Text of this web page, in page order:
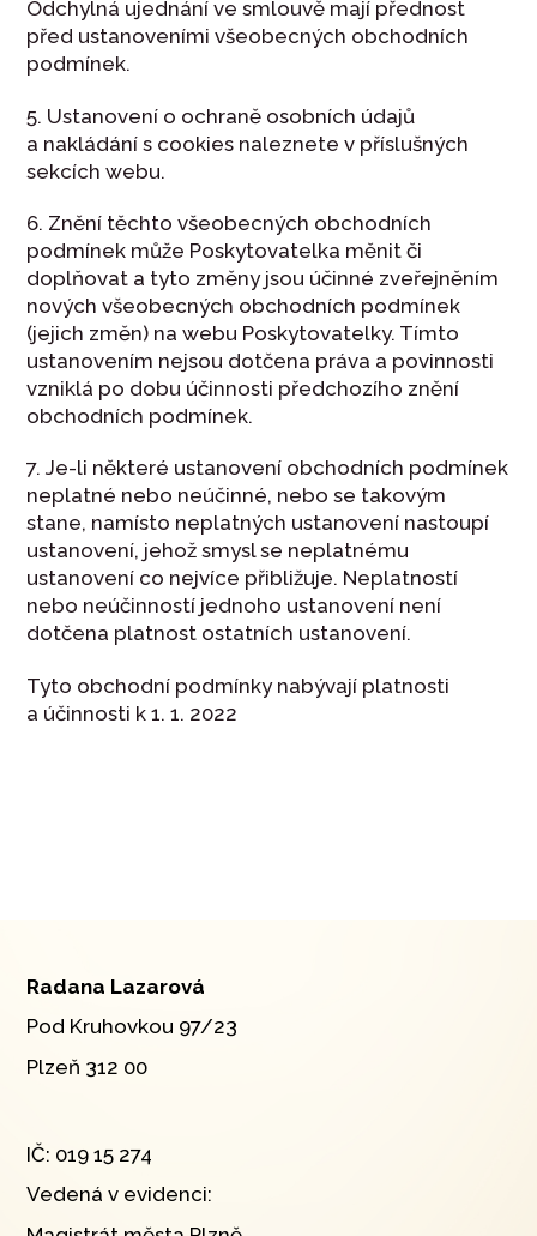
Odchylná ujednání ve smlouvě mají přednost
před ustanoveními všeobecných obchodních
podmínek.
5. Ustanovení o ochraně osobních údajů
a nakládání s cookies naleznete v příslušných
sekcích webu.
6. Znění těchto všeobecných obchodních
podmínek může Poskytovatelka měnit či
doplňovat a tyto změny jsou účinné zveřejněním
nových všeobecných obchodních podmínek
(jejich změn) na webu Poskytovatelky. Tímto
ustanovením nejsou dotčena práva a povinnosti
vzniklá po dobu účinnosti předchozího znění
obchodních podmínek.
7. Je-li některé ustanovení obchodních podmínek
neplatné nebo neúčinné, nebo se takovým
stane, namísto neplatných ustanovení nastoupí
ustanovení, jehož smysl se neplatnému
ustanovení co nejvíce přibližuje. Neplatností
nebo neúčinností jednoho ustanovení není
dotčena platnost ostatních ustanovení.
Tyto obchodní podmínky nabývají platnosti
a účinnosti k 1. 1. 2022
Radana Lazarová
Pod Kruhovkou 97/23
Plzeň 312 00
IČ: 019 15 274
Vedená v evidenci: